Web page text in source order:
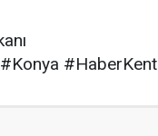
#Konya #HaberKent